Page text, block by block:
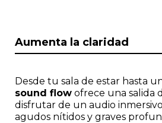
Aumenta la claridad
Desde tu sala de estar hasta
sound flow ofrece una salida
disfrutar de un audio
agudos nítidos y graves